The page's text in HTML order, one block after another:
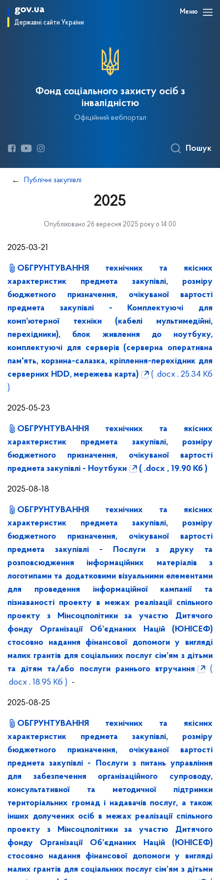
gov.ua
Державні сайти України
Меню
Фонд соціального захисту осіб з
інвалідністю
Офіційний вебпортал
Пошук
Публічні закупівлі
2025
Опубліковано 26 вересня 2025 року о 14:00
2025-03-21
ОБГРУНТУВАННЯ технічних та якісних
характеристик предмета закупівлі, розміру
бюджетного призначення, очікуваної вартості
предмета закупівлі - Комплектуючі для
комп’ютерної техніки (кабелі мультимедійні,
перехідники), блок живлення до ноутбуку,
комплектуючі для серверів (серверна оперативна
пам'ять, корзина-салазка, кріплення-перехідник для
серверних HDD, мережева карта)
( .docx , 25.34 Кб
)
2025-05-23
ОБГРУНТУВАННЯ технічних та якісних
характеристик предмета закупівлі, розміру
бюджетного призначення, очікуваної вартості
предмета закупівлі - Ноутбуки
( .docx , 19.90 Кб )
2025-08-18
ОБГРУНТУВАННЯ технічних та якісних
характеристик предмета закупівлі, розміру
бюджетного призначення, очікуваної вартості
предмета закупівлі - Послуги з друку та
розповсюдження інформаційних матеріалів з
логотипами та додатковими візуальними елементами
для проведення інформаційної кампанії та
пізнаваності проекту в межах реалізації спільного
проекту з Мінсоцполітики за участю Дитячого
фонду Організації Об’єднаних Націй (ЮНІСЕФ)
стосовно надання фінансової допомоги у вигляді
малих грантів для соціальних послуг сім’ям з дітьми
та дітям та/або послуги раннього втручання
(
.docx , 18.95 Кб ) -
2025-08-25
ОБГРУНТУВАННЯ технічних та якісних
характеристик предмета закупівлі, розміру
бюджетного призначення, очікуваної вартості
предмета закупівлі - Послуги з питань управління
для забезпечення організаційного супроводу,
консультативної та методичної підтримки
територіальних громад і надавачів послуг, а також
інших долучених осіб в межах реалізації спільного
проекту з Мінсоцполітики за участю Дитячого
фонду Організації Об’єднаних Націй (ЮНІСЕФ)
стосовно надання фінансової допомоги у вигляді
малих грантів для соціальних послуг сім’ям з дітьми